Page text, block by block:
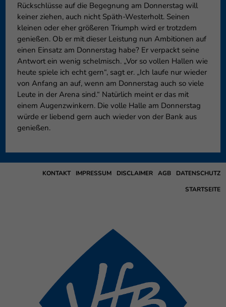
Rückschlüsse auf die Begegnung am Donnerstag will
keiner ziehen, auch nicht Späth-Westerholt. Seinen
kleinen oder eher größeren Triumph wird er trotzdem
genießen. Ob er mit dieser Leistung nun Ambitionen auf
einen Einsatz am Donnerstag habe? Er verpackt seine
Antwort ein wenig schelmisch. „Vor so vollen Hallen wie
heute spiele ich echt gern“, sagt er. „Ich laufe nur wieder
von Anfang an auf, wenn am Donnerstag auch so viele
Leute in der Arena sind.“ Natürlich meint er das mit
einem Augenzwinkern. Die volle Halle am Donnerstag
würde er liebend gern auch wieder von der Bank aus
genießen.
DATENSCHUTZ
AGB
DISCLAIMER
IMPRESSUM
KONTAKT
STARTSEITE